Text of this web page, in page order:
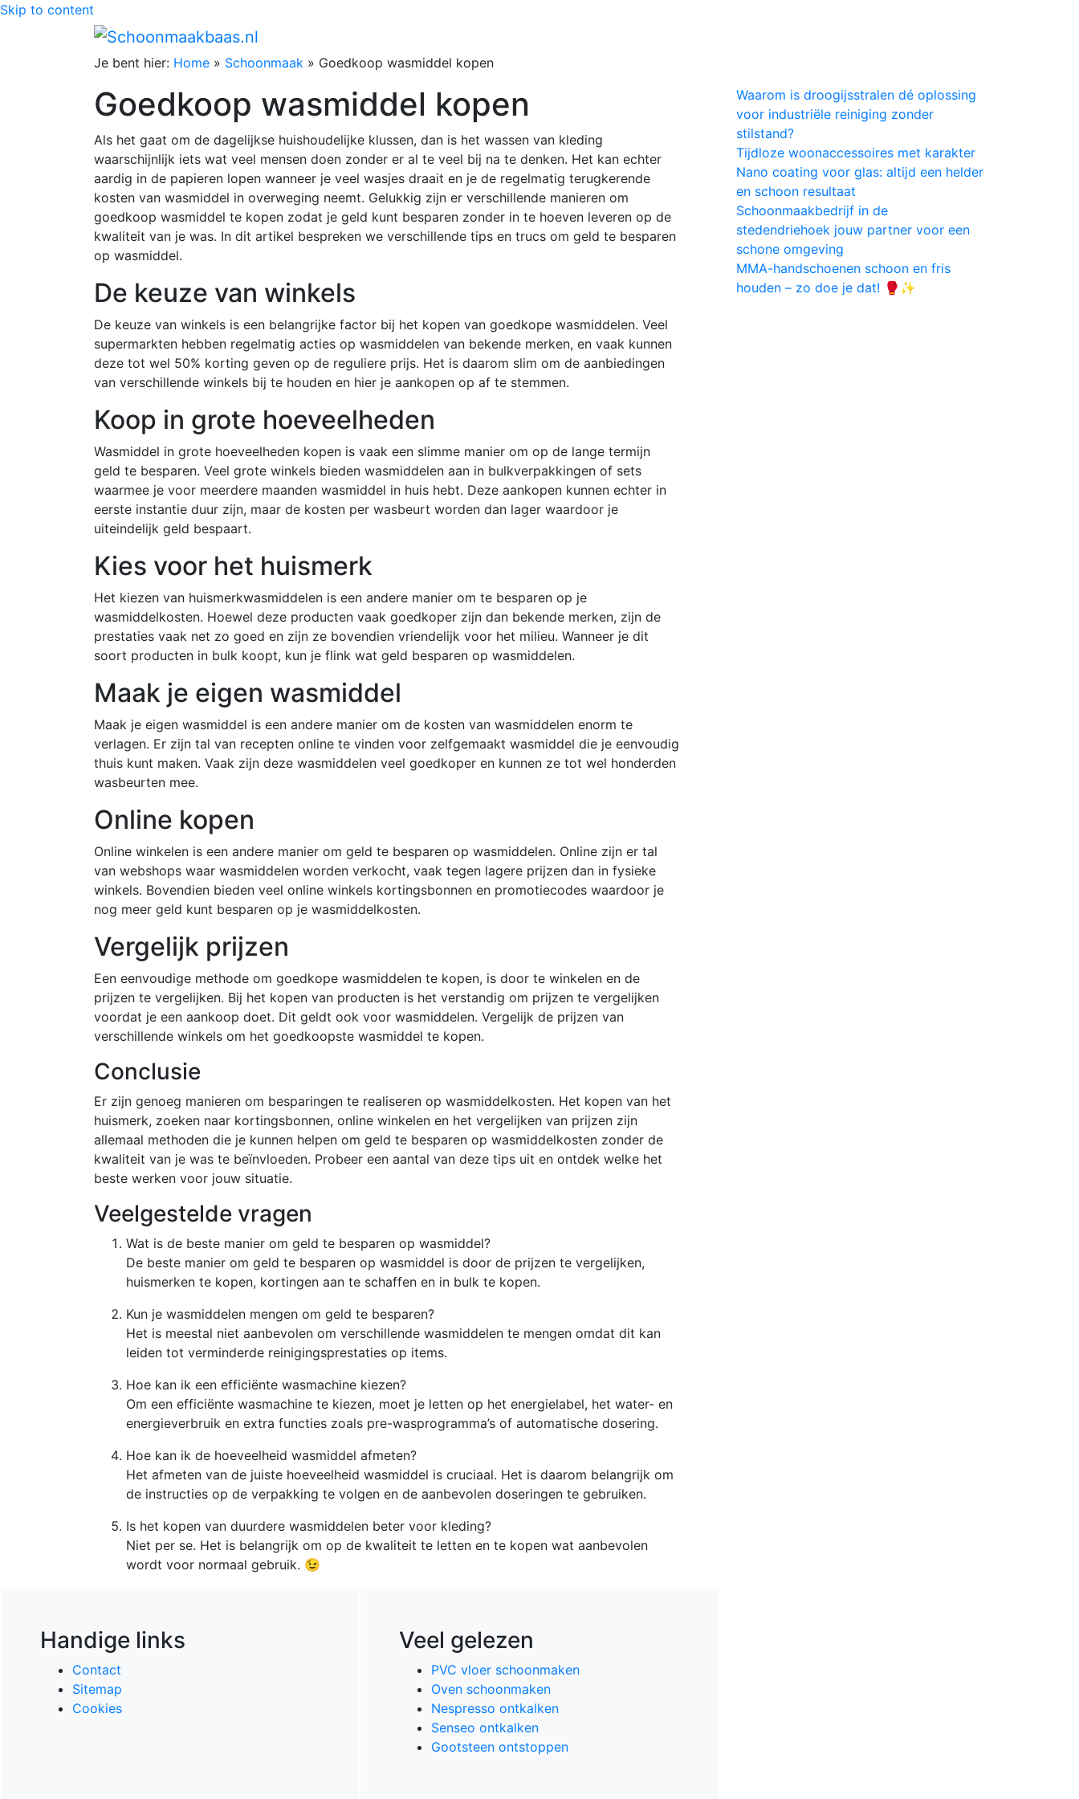
Skip to content
Je bent hier: Home » Schoonmaak » Goedkoop wasmiddel kopen
Goedkoop wasmiddel kopen
Als het gaat om de dagelijkse huishoudelijke klussen, dan is het wassen van kleding
waarschijnlijk iets wat veel mensen doen zonder er al te veel bij na te denken. Het kan echter
aardig in de papieren lopen wanneer je veel wasjes draait en je de regelmatig terugkerende
kosten van wasmiddel in overweging neemt. Gelukkig zijn er verschillende manieren om
goedkoop wasmiddel te kopen zodat je geld kunt besparen zonder in te hoeven leveren op de
kwaliteit van je was. In dit artikel bespreken we verschillende tips en trucs om geld te besparen
op wasmiddel.
De keuze van winkels
De keuze van winkels is een belangrijke factor bij het kopen van goedkope wasmiddelen. Veel
supermarkten hebben regelmatig acties op wasmiddelen van bekende merken, en vaak kunnen
deze tot wel 50% korting geven op de reguliere prijs. Het is daarom slim om de aanbiedingen
van verschillende winkels bij te houden en hier je aankopen op af te stemmen.
Koop in grote hoeveelheden
Wasmiddel in grote hoeveelheden kopen is vaak een slimme manier om op de lange termijn
geld te besparen. Veel grote winkels bieden wasmiddelen aan in bulkverpakkingen of sets
waarmee je voor meerdere maanden wasmiddel in huis hebt. Deze aankopen kunnen echter in
eerste instantie duur zijn, maar de kosten per wasbeurt worden dan lager waardoor je
uiteindelijk geld bespaart.
Kies voor het huismerk
Het kiezen van huismerkwasmiddelen is een andere manier om te besparen op je
wasmiddelkosten. Hoewel deze producten vaak goedkoper zijn dan bekende merken, zijn de
prestaties vaak net zo goed en zijn ze bovendien vriendelijk voor het milieu. Wanneer je dit
soort producten in bulk koopt, kun je flink wat geld besparen op wasmiddelen.
Maak je eigen wasmiddel
Maak je eigen wasmiddel is een andere manier om de kosten van wasmiddelen enorm te
verlagen. Er zijn tal van recepten online te vinden voor zelfgemaakt wasmiddel die je eenvoudig
thuis kunt maken. Vaak zijn deze wasmiddelen veel goedkoper en kunnen ze tot wel honderden
wasbeurten mee.
Online kopen
Online winkelen is een andere manier om geld te besparen op wasmiddelen. Online zijn er tal
van webshops waar wasmiddelen worden verkocht, vaak tegen lagere prijzen dan in fysieke
winkels. Bovendien bieden veel online winkels kortingsbonnen en promotiecodes waardoor je
nog meer geld kunt besparen op je wasmiddelkosten.
Vergelijk prijzen
Een eenvoudige methode om goedkope wasmiddelen te kopen, is door te winkelen en de
prijzen te vergelijken. Bij het kopen van producten is het verstandig om prijzen te vergelijken
voordat je een aankoop doet. Dit geldt ook voor wasmiddelen. Vergelijk de prijzen van
verschillende winkels om het goedkoopste wasmiddel te kopen.
Conclusie
Er zijn genoeg manieren om besparingen te realiseren op wasmiddelkosten. Het kopen van het
huismerk, zoeken naar kortingsbonnen, online winkelen en het vergelijken van prijzen zijn
allemaal methoden die je kunnen helpen om geld te besparen op wasmiddelkosten zonder de
kwaliteit van je was te beïnvloeden. Probeer een aantal van deze tips uit en ontdek welke het
beste werken voor jouw situatie.
Veelgestelde vragen
Wat is de beste manier om geld te besparen op wasmiddel?
De beste manier om geld te besparen op wasmiddel is door de prijzen te vergelijken,
huismerken te kopen, kortingen aan te schaffen en in bulk te kopen.
Kun je wasmiddelen mengen om geld te besparen?
Het is meestal niet aanbevolen om verschillende wasmiddelen te mengen omdat dit kan
leiden tot verminderde reinigingsprestaties op items.
Hoe kan ik een efficiënte wasmachine kiezen?
Om een efficiënte wasmachine te kiezen, moet je letten op het energielabel, het water- en
energieverbruik en extra functies zoals pre-wasprogramma’s of automatische dosering.
Hoe kan ik de hoeveelheid wasmiddel afmeten?
Het afmeten van de juiste hoeveelheid wasmiddel is cruciaal. Het is daarom belangrijk om
de instructies op de verpakking te volgen en de aanbevolen doseringen te gebruiken.
Is het kopen van duurdere wasmiddelen beter voor kleding?
Niet per se. Het is belangrijk om op de kwaliteit te letten en te kopen wat aanbevolen
wordt voor normaal gebruik. 😉
Waarom is droogijsstralen dé oplossing
voor industriële reiniging zonder
stilstand?
Tijdloze woonaccessoires met karakter
Nano coating voor glas: altijd een helder
en schoon resultaat
Schoonmaakbedrijf in de
stedendriehoek jouw partner voor een
schone omgeving
MMA-handschoenen schoon en fris
houden – zo doe je dat! 🥊✨
Handige links
Contact
Sitemap
Cookies
Veel gelezen
PVC vloer schoonmaken
Oven schoonmaken
Nespresso ontkalken
Senseo ontkalken
Gootsteen ontstoppen